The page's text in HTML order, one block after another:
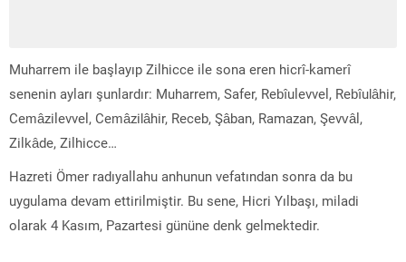
Muharrem ile başlayıp Zilhicce ile sona eren hicrî-kamerî
senenin ayları şunlardır: Muharrem, Safer, Rebîulevvel, Rebîulâhir,
Cemâzilevvel, Cemâzilâhir, Receb, Şâban, Ramazan, Şevvâl,
Zilkâde, Zilhicce…
Hazreti Ömer radıyallahu anhunun vefatından sonra da bu
uygulama devam ettirilmiştir. Bu sene, Hicri Yılbaşı, miladi
olarak 4 Kasım, Pazartesi gününe denk gelmektedir.